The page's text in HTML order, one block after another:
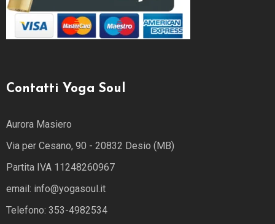
Contatti Yoga Soul
Aurora Masiero
Via per Cesano, 90 - 20832 Desio (MB)
Partita IVA 11248260967
email: info@yogasoul.it
Telefono: 353-4982534